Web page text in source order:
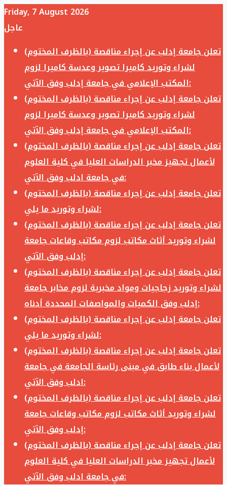
Friday, 7 August 2026
عاجل
تعلن جامعة إدلب عن إجراء مناقصة (بالظرف المختوم)
لشراء وتوريد كاميرا تصوير وعدسة كاميرا لزوم
المكتب الإعلامي في جامعة إدلب وفق الآتي:
تعلن جامعة إدلب عن إجراء مناقصة (بالظرف المختوم)
لشراء وتوريد كاميرا تصوير وعدسة كاميرا لزوم
المكتب الإعلامي في جامعة إدلب وفق الآتي:
تعلن جامعة إدلب عن إجراء مناقصة (بالظرف المختوم)
لأعمال تجهيز مخبر الدراسات العليا في كلية العلوم
في جامعة ادلب وفق الآتي:
تعلن جامعة إدلب عن إجراء مناقصة (بالظرف المختوم)
لشراء وتوريد ما يلي:
تعلن جامعة إدلب عن إجراء مناقصة (بالظرف المختوم)
لشراء وتوريد أثاث مكاتب لزوم مكاتب وقاعات جامعة
إدلب وفق الآتي:
تعلن جامعة إدلب عن إجراء مناقصة (بالظرف المختوم)
لشراء وتوريد زجاجيات ومواد مخبرية لزوم مخابر جامعة
إدلب وفق الكميات والمواصفات المحددة أدناه:
تعلن جامعة إدلب عن إجراء مناقصة (بالظرف المختوم)
لشراء وتوريد ما يلي:
تعلن جامعة إدلب عن إجراء مناقصة (بالظرف المختوم)
لأعمال بناء طابق في مبنى رئاسة الجامعة في جامعة
ادلب وفق الآتي:
تعلن جامعة إدلب عن إجراء مناقصة (بالظرف المختوم)
لشراء وتوريد أثاث مكاتب لزوم مكاتب وقاعات جامعة
إدلب وفق الآتي:
تعلن جامعة إدلب عن إجراء مناقصة (بالظرف المختوم)
لأعمال تجهيز مخبر الدراسات العليا في كلية العلوم
في جامعة ادلب وفق الآتي: